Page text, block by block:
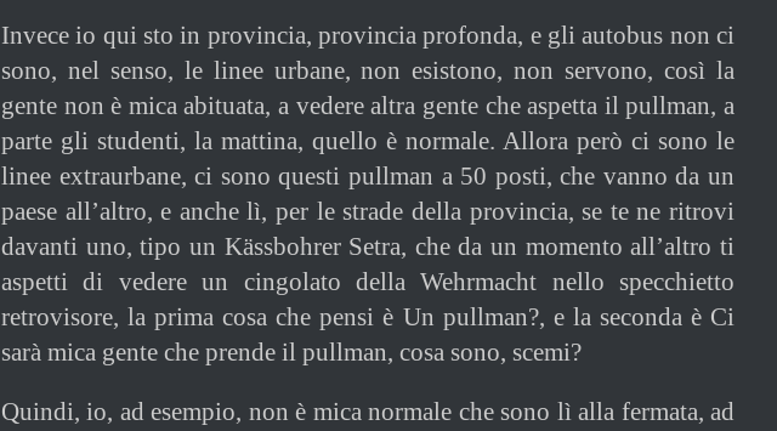
Invece io qui sto in provincia, provincia profonda, e gli autobus non ci
sono, nel senso, le linee urbane, non esistono, non servono, così la
gente non è mica abituata, a vedere altra gente che aspetta il pullman, a
parte gli studenti, la mattina, quello è normale. Allora però ci sono le
linee extraurbane, ci sono questi pullman a 50 posti, che vanno da un
paese all’altro, e anche lì, per le strade della provincia, se te ne ritrovi
davanti uno, tipo un Kässbohrer Setra, che da un momento all’altro ti
aspetti di vedere un cingolato della Wehrmacht nello specchietto
retrovisore, la prima cosa che pensi è Un pullman?, e la seconda è Ci
sarà mica gente che prende il pullman, cosa sono, scemi?
Quindi, io, ad esempio, non è mica normale che sono lì alla fermata, ad